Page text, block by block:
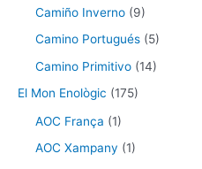
Camiño Inverno (9)
Camino Portugués (5)
Camino Primitivo (14)
El Mon Enològic (175)
AOC França (1)
AOC Xampany (1)